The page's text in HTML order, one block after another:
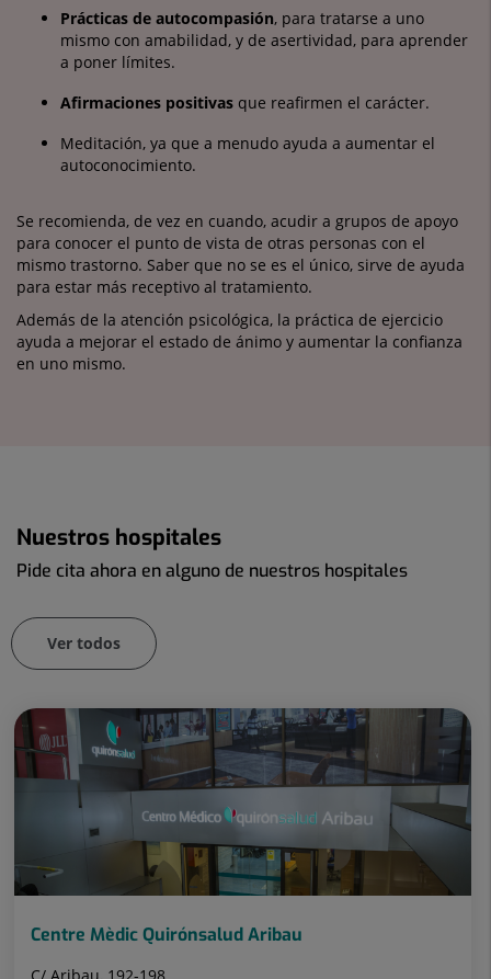
Prácticas de autocompasión, para tratarse a uno
mismo con amabilidad, y de asertividad, para aprender
a poner límites.
Afirmaciones positivas que reafirmen el carácter.
Meditación, ya que a menudo ayuda a aumentar el
autoconocimiento.
Se recomienda, de vez en cuando, acudir a grupos de apoyo
para conocer el punto de vista de otras personas con el
mismo trastorno. Saber que no se es el único, sirve de ayuda
para estar más receptivo al tratamiento.
Además de la atención psicológica, la práctica de ejercicio
ayuda a mejorar el estado de ánimo y aumentar la confianza
en uno mismo.
Nuestros hospitales
Pide cita ahora en alguno de nuestros hospitales
Ver todos
Centre Mèdic Quirónsalud Aribau